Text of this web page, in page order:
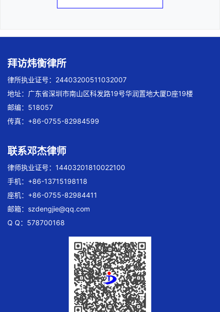
拜访炜衡律所
律所执业证号：24403200511032007
地址：广东省深圳市南山区科发路19号华润置地大厦D座19楼
邮编：518057
传真：+86-0755-82984599
联系邓杰律师
律师执业证号：14403201810022100
手机：+86-13715198118
座机：+86-0755-82984411
邮箱： szdengjie@qq.com
Q Q：578700168